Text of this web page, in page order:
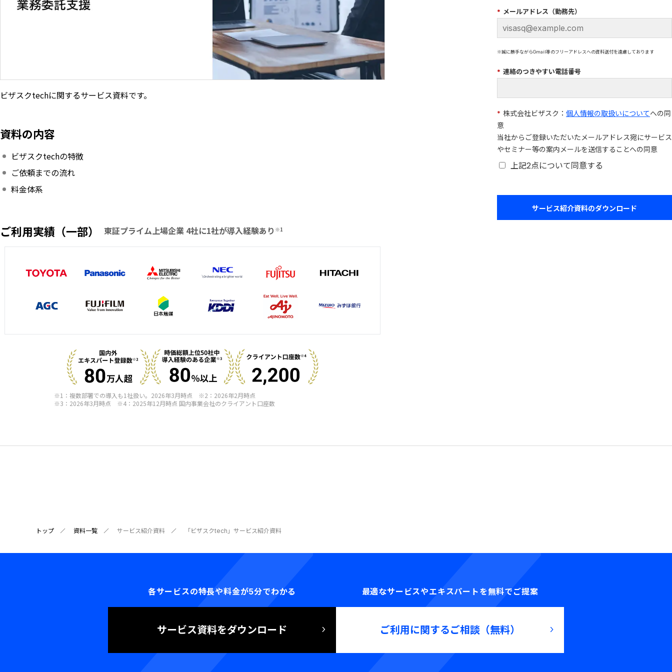
ビザスクtechに関するサービス資料です。
資料の内容
ビザスクtechの特徴
ご依頼までの流れ
料金体系
ご利用実績（一部） 東証プライム上場企業 4社に1社が導入経験あり ※1
※1：複数部署での導入も1社扱い。2026年3月時点 ※2：2026年2月時点
※3：2026年3月時点 ※4：2025年12月時点 国内事業会社のクライアント口座数
* メールアドレス（勤務先）
※誠に勝手ながらGmail等のフリーアドレスへの資料送付を遠慮しております
* 連絡のつきやすい電話番号
* 株式会社ビザスク： 個人情報の取扱いについてへの同
意
当社からご登録いただいたメールアドレス宛にサービス
やセミナー等の案内メールを送信することへの同意
上記2点について同意する
サービス紹介資料のダウンロード
トップ 資料一覧 サービス紹介資料 「ビザスクtech」サービス紹介資料
各サービスの特長や料金が5分でわかる
サービス資料をダウンロード
最適なサービスやエキスパートを無料でご提案
ご利用に関するご相談（無料）